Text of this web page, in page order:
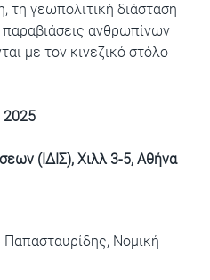
τη γεωπολιτική διάσταση
παραβιάσεις ανθρωπίνων
με τον κινεζικό στόλο
2025
(ΙΔΙΣ), Χιλλ 3-5, Αθήνα
Νομική